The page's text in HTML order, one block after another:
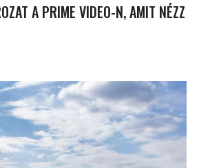
A PRIME VIDEO-N, AMIT NÉZZ